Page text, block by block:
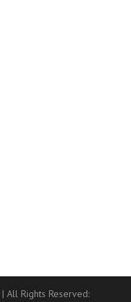
| All Rights Reserved: